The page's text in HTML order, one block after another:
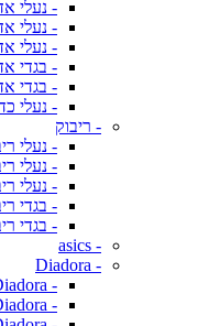
- נעלי
- נעלי
- נעלי
- בגדי
- בגדי
- נעלי
- ריבוק
- נעלי
- נעלי
- נעלי
- בגדי
- בגדי
- asics
- Diadora
- Diadora לגברים
- Diadora לנשים ונוער